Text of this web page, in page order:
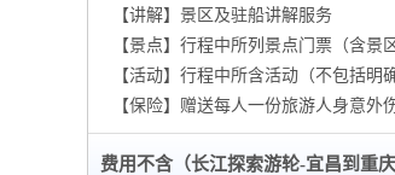
【讲解】景区及驻船讲解服务
【景点】行程中所列景点门票（含景
【活动】行程中所含活动（不包括
【保险】赠送每人一份旅游人身意
费用不含（长江探索游轮-宜昌到重